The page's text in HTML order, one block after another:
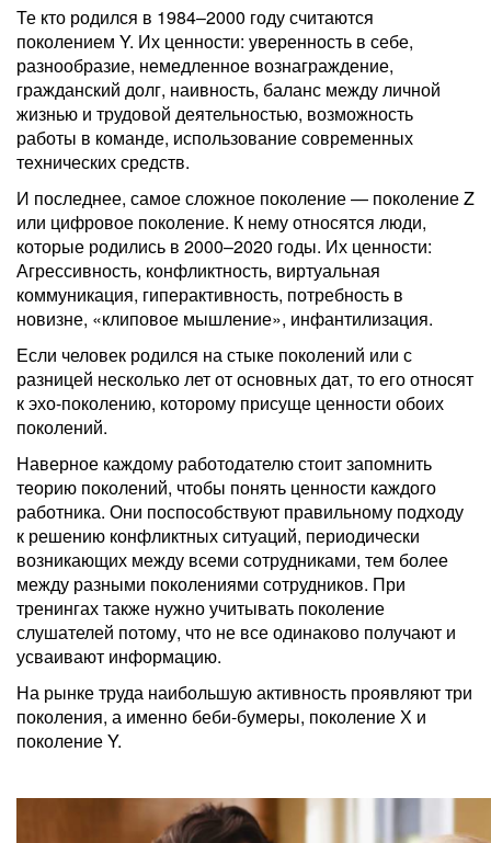
Те кто родился в 1984–2000 году считаются
поколением Y. Их ценности: уверенность в себе,
разнообразие, немедленное вознаграждение,
гражданский долг, наивность, баланс между личной
жизнью и трудовой деятельностью, возможность
работы в команде, использование современных
технических средств.
И последнее, самое сложное поколение — поколение Z
или цифровое поколение. К нему относятся люди,
которые родились в 2000–2020 годы. Их ценности:
Агрессивность, конфликтность, виртуальная
коммуникация, гиперактивность, потребность в
новизне, «клиповое мышление», инфантилизация.
Если человек родился на стыке поколений или с
разницей несколько лет от основных дат, то его относят
к эхо-поколению, которому присуще ценности обоих
поколений.
Наверное каждому работодателю стоит запомнить
теорию поколений, чтобы понять ценности каждого
работника. Они поспособствуют правильному подходу
к решению конфликтных ситуаций, периодически
возникающих между всеми сотрудниками, тем более
между разными поколениями сотрудников. При
тренингах также нужно учитывать поколение
слушателей потому, что не все одинаково получают и
усваивают информацию.
На рынке труда наибольшую активность проявляют три
поколения, а именно беби-бумеры, поколение Х и
поколение Y.